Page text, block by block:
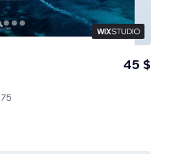
45 $
75